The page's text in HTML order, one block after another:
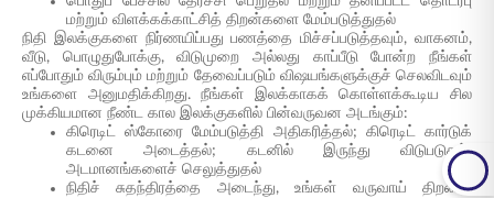
மற்றும் விளக்கக்காட்சித் திறன்களை மேம்படுத்துதல்
நிதி இலக்குகளை நிர்ணயிப்பது பணத்தை மிச்சப்படுத்தவும், வாகனம்,
வீடு, பொழுதுபோக்கு, விடுமுறை அல்லது காப்பீடு போன்ற நீங்கள்
எப்போதும் விரும்பும் மற்றும் தேவைப்படும் விஷயங்களுக்குச் செலவிடவும்
உங்களை அனுமதிக்கிறது. நீங்கள் இலக்காகக் கொள்ளக்கூடிய சில
முக்கியமான நீண்ட கால இலக்குகளில் பின்வருவன அடங்கும்:
கிரெடிட் ஸ்கோரை மேம்படுத்தி அதிகரித்தல்; கிரெடிட் கார்டுக்
கடனை அடைத்தல்; கடனில் இருந்து விடுபடுதல்;
அடமானங்களைச் செலுத்துதல்
நிதிச் சுதந்திரத்தை அடைந்து, உங்கள் வருவாய் திறனை